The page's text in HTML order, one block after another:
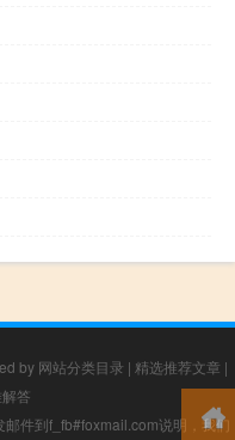
by 网站分类目录 | 精选推荐文章 |
答
件到f_fb#foxmail.com说明，我们